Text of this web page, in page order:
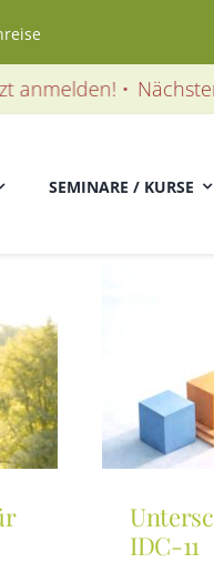
• Nächster
SEMINARE / KURSE
IDC-11